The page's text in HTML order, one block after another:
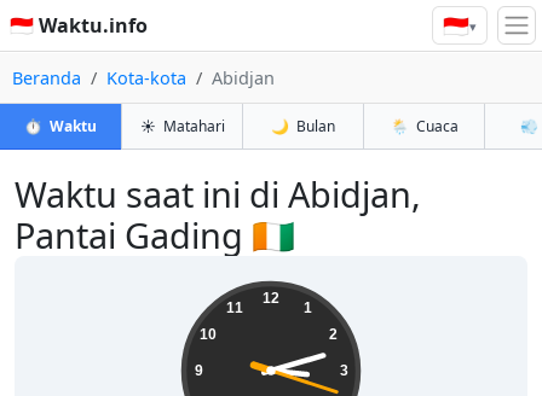
🇮🇩 Waktu.info 🇮🇩▾
Beranda Kota-kota Abidjan
⏱️ Waktu ☀️ Matahari 🌙 Bulan 🌦️ Cuaca 💨
Waktu saat ini di Abidjan,
Pantai Gading 🇨🇮
12
1
2
3
9
10
11